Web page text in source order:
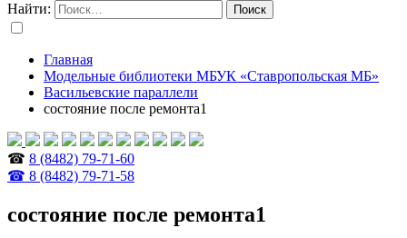
Найти:
Главная
Модельные библиотеки МБУК «Ставропольская МБ»
Васильевские параллели
состояние после ремонта1
☎ 8 (8482) 79-71-60
☎ 8 (8482) 79-71-58
состояние после ремонта1